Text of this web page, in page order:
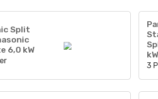
Split
6,0 kW
kW
3